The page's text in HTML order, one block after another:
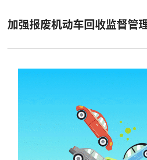
加强报废机动车回收监督管